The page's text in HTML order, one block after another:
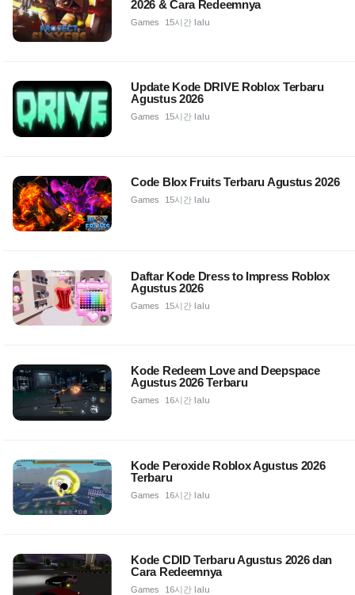
2026 & Cara Redeemnya
Games 15시간 lalu
Update Kode DRIVE Roblox Terbaru
Agustus 2026
Games 15시간 lalu
Code Blox Fruits Terbaru Agustus 2026
Games 15시간 lalu
Daftar Kode Dress to Impress Roblox
Agustus 2026
Games 15시간 lalu
Kode Redeem Love and Deepspace
Agustus 2026 Terbaru
Games 16시간 lalu
Kode Peroxide Roblox Agustus 2026
Terbaru
Games 16시간 lalu
Kode CDID Terbaru Agustus 2026 dan
Cara Redeemnya
Games 16시간 lalu